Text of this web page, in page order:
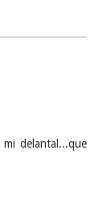
delantal...que